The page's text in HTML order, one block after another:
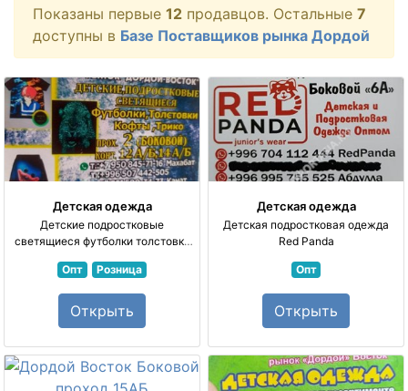
Показаны первые 12 продавцов. Остальные 7
доступны в Базе Поставщиков рынка Дордой
Детская одежда
Детские подростковые
светящиеся футболки толстовки
Опт
Розница
Открыть
Детская одежда
Детская подростковая одежда
Red Panda
Опт
Открыть